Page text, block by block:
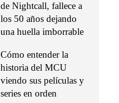
de Nightcall, fallece a
los 50 años dejando
una huella imborrable
Cómo entender la
historia del MCU
viendo sus películas y
series en orden